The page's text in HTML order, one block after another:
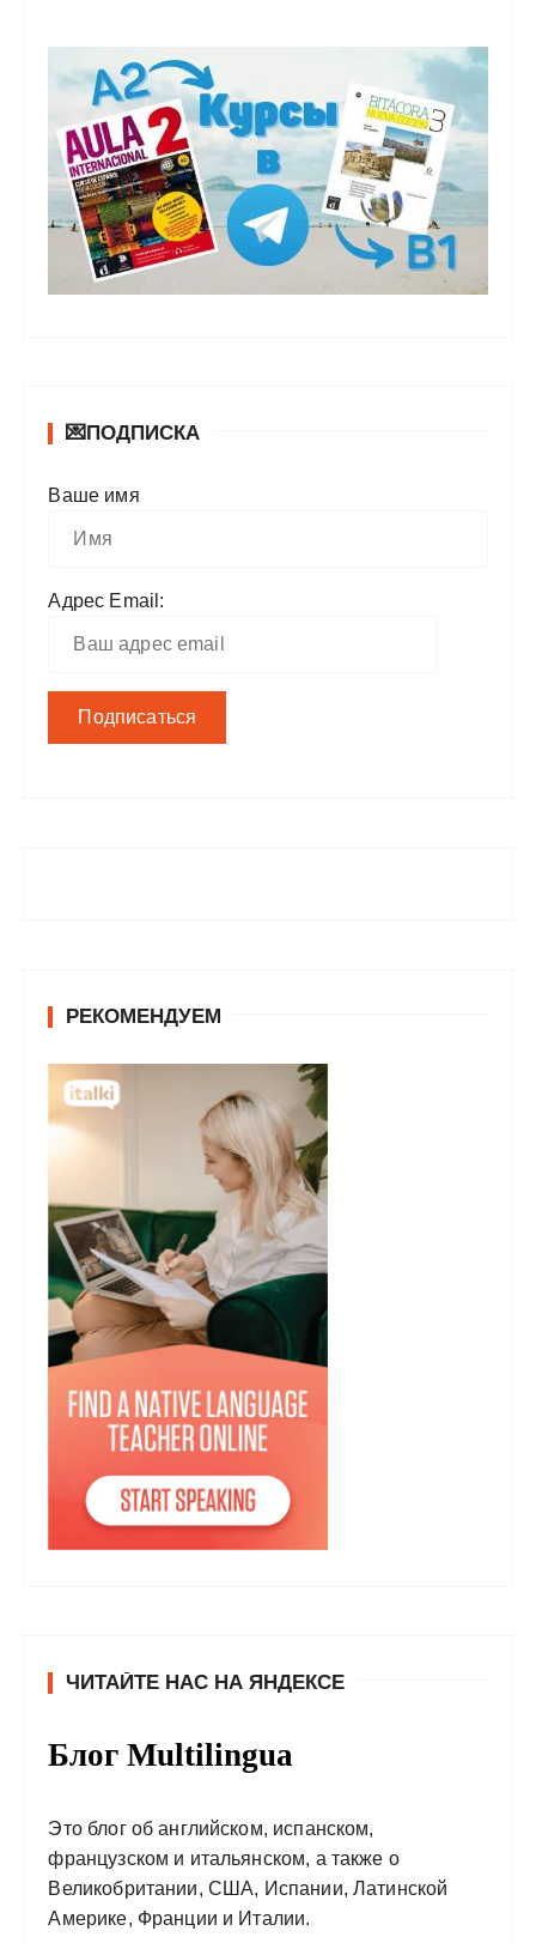
💌ПОДПИСКА
Ваше имя
Адрес Email:
РЕКОМЕНДУЕМ
ЧИТАЙТЕ НАС НА ЯНДЕКСЕ
Блог Multilingua
Это блог об английском, испанском,
французском и итальянском, а также о
Великобритании, США, Испании, Латинской
Америке, Франции и Италии.